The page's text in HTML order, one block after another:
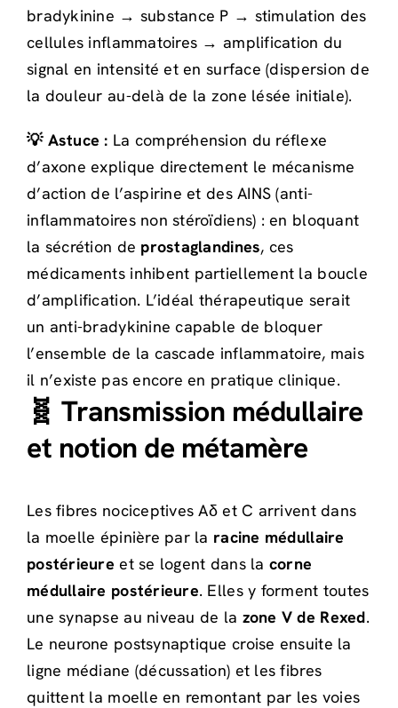
bradykinine → substance P → stimulation des
cellules inflammatoires → amplification du
signal en intensité et en surface (dispersion de
la douleur au-delà de la zone lésée initiale).
💡 Astuce : La compréhension du réflexe
d’axone explique directement le mécanisme
d’action de l’aspirine et des AINS (anti-
inflammatoires non stéroïdiens) : en bloquant
la sécrétion de prostaglandines, ces
médicaments inhibent partiellement la boucle
d’amplification. L’idéal thérapeutique serait
un anti-bradykinine capable de bloquer
l’ensemble de la cascade inflammatoire, mais
il n’existe pas encore en pratique clinique.
🧬 Transmission médullaire
et notion de métamère
Les fibres nociceptives Aδ et C arrivent dans
la moelle épinière par la racine médullaire
postérieure et se logent dans la corne
médullaire postérieure. Elles y forment toutes
une synapse au niveau de la zone V de Rexed.
Le neurone postsynaptique croise ensuite la
ligne médiane (décussation) et les fibres
quittent la moelle en remontant par les voies